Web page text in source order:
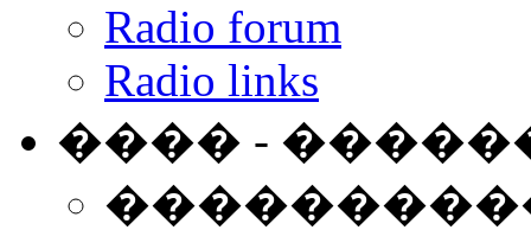
Radio forum
Radio links
���� -